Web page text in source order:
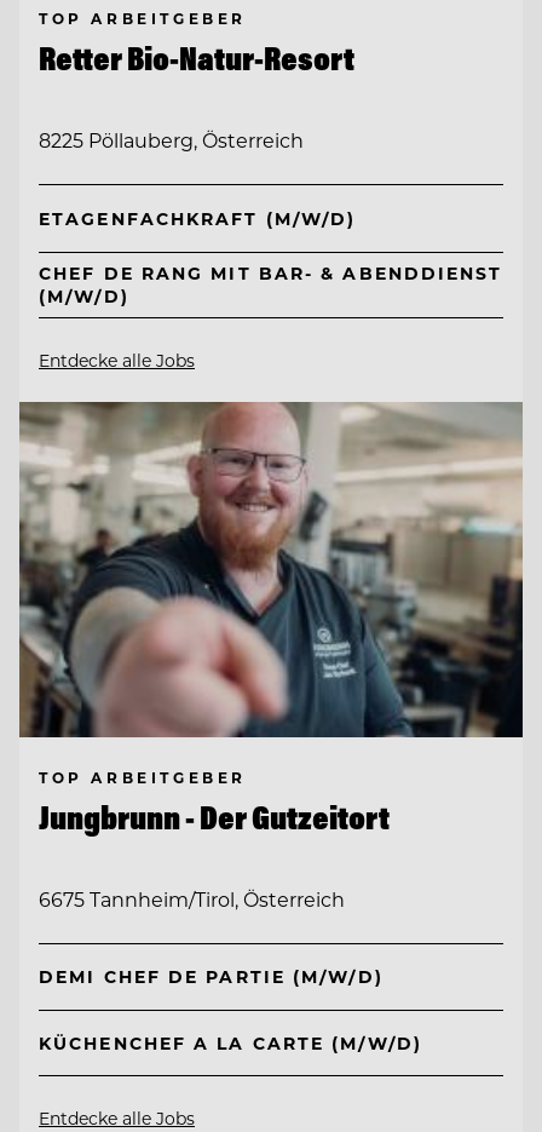
TOP ARBEITGEBER
Retter Bio-Natur-Resort
8225 Pöllauberg, Österreich
ETAGENFACHKRAFT (M/W/D)
CHEF DE RANG MIT BAR- & ABENDDIENST
(M/W/D)
Entdecke alle Jobs
TOP ARBEITGEBER
Jungbrunn - Der Gutzeitort
6675 Tannheim/Tirol, Österreich
DEMI CHEF DE PARTIE (M/W/D)
KÜCHENCHEF A LA CARTE (M/W/D)
Entdecke alle Jobs